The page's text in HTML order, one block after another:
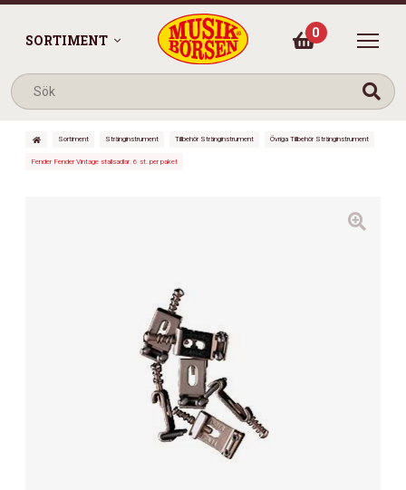
SORTIMENT 0
Sortiment Stränginstrument Tillbehör Stränginstrument Övriga Tillbehör Stränginstrument
Fender Fender Vintage stallsadlar. 6 st. per paket